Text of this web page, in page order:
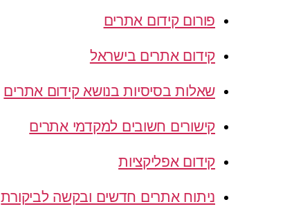
פורום קידום אתרים
קידום אתרים בישראל
שאלות בסיסיות בנושא קידום אתרים
קישורים חשובים למקדמי אתרים
קידום אפליקציות
ניתוח אתרים חדשים ובקשה לביקורת